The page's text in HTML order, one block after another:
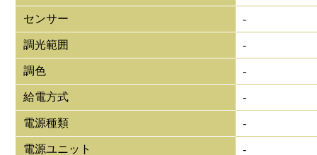
センサー -
調光範囲 -
調色 -
給電方式 -
電源種類 -
電源ユニット -